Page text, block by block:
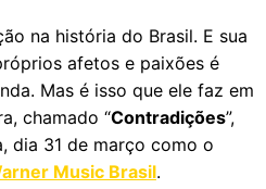
na história do Brasil. E sua
afetos e paixões é
Mas é isso que ele faz em
chamado “Contradições”,
dia 31 de março como o
Music Brasil.